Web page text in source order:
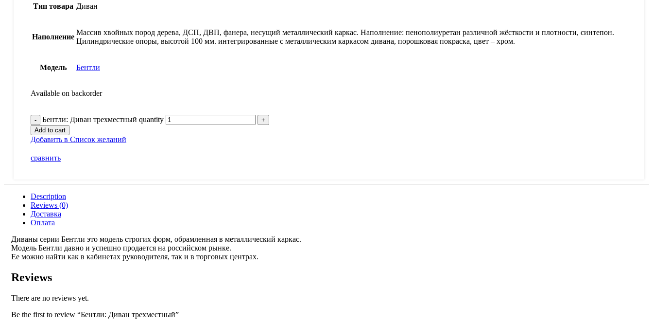
Тип товара Диван
Наполнение
Массив хвойных пород дерева, ДСП, ДВП, фанера, несущий металлический каркас. Наполнение: пенополиуретан различной жёсткости и плотности, синтепон.
Цилиндрические опоры, высотой 100 мм. интегрированные с металлическим каркасом дивана, порошковая покраска, цвет – хром.
Модель Бентли
Available on backorder
Бентли: Диван трехместный quantity
Add to cart
Добавить в Список желаний
сравнить
Description
Reviews (0)
Доставка
Оплата
Диваны серии Бентли это модель строгих форм, обрамленная в металлический каркас.
Модель Бентли давно и успешно продается на российском рынке.
Ее можно найти как в кабинетах руководителя, так и в торговых центрах.
Reviews
There are no reviews yet.
Be the first to review “Бентли: Диван трехместный”